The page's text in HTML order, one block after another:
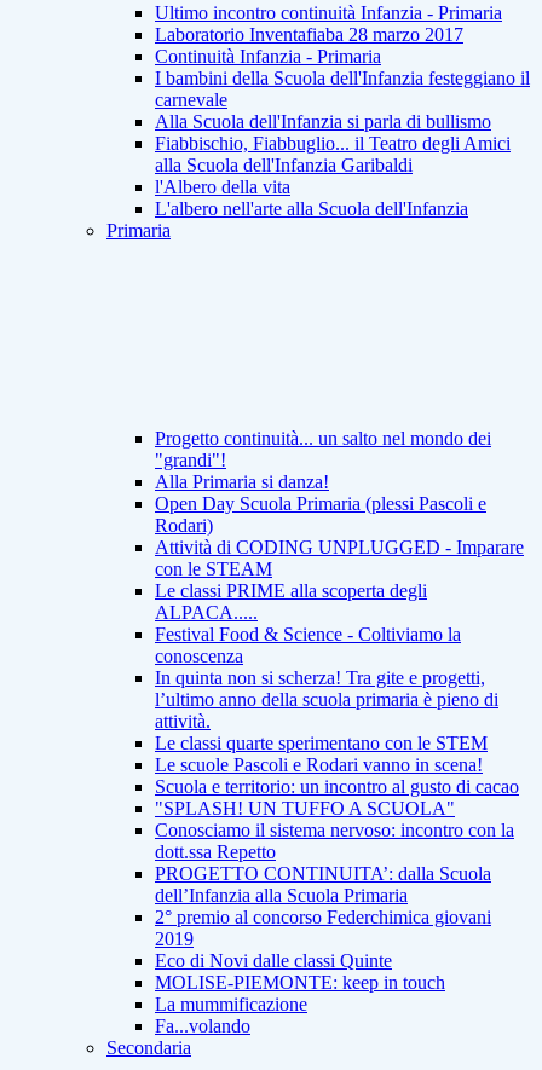
Ultimo incontro continuità Infanzia - Primaria
Laboratorio Inventafiaba 28 marzo 2017
Continuità Infanzia - Primaria
I bambini della Scuola dell'Infanzia festeggiano il
carnevale
Alla Scuola dell'Infanzia si parla di bullismo
Fiabbischio, Fiabbuglio... il Teatro degli Amici
alla Scuola dell'Infanzia Garibaldi
l'Albero della vita
L'albero nell'arte alla Scuola dell'Infanzia
Primaria
Progetto continuità... un salto nel mondo dei
"grandi"!
Alla Primaria si danza!
Open Day Scuola Primaria (plessi Pascoli e
Rodari)
Attività di CODING UNPLUGGED - Imparare
con le STEAM
Le classi PRIME alla scoperta degli
ALPACA.....
Festival Food & Science - Coltiviamo la
conoscenza
In quinta non si scherza! Tra gite e progetti,
l’ultimo anno della scuola primaria è pieno di
attività.
Le classi quarte sperimentano con le STEM
Le scuole Pascoli e Rodari vanno in scena!
Scuola e territorio: un incontro al gusto di cacao
"SPLASH! UN TUFFO A SCUOLA"
Conosciamo il sistema nervoso: incontro con la
dott.ssa Repetto
PROGETTO CONTINUITA’: dalla Scuola
dell’Infanzia alla Scuola Primaria
2° premio al concorso Federchimica giovani
2019
Eco di Novi dalle classi Quinte
MOLISE-PIEMONTE: keep in touch
La mummificazione
Fa...volando
Secondaria